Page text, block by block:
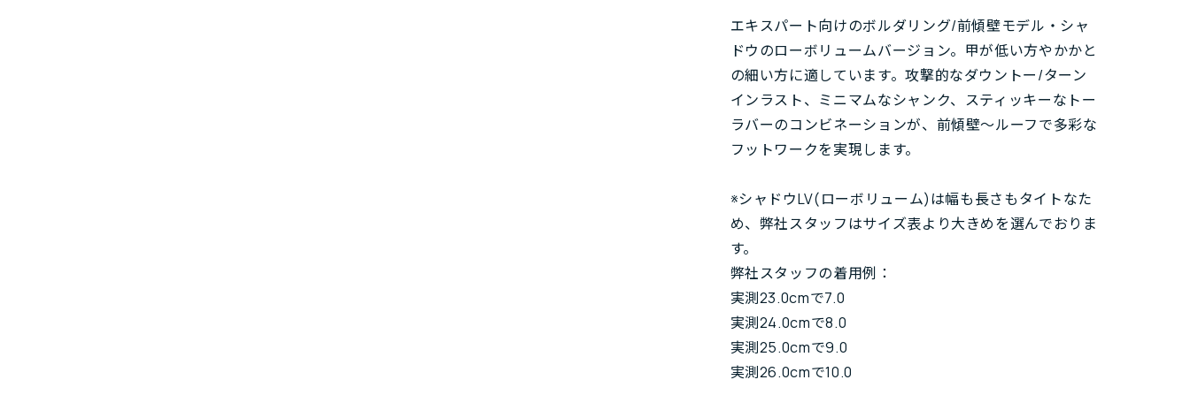
エキスパート向けのボルダリング/前傾壁モデル・シャ
ドウのローボリュームバージョン。甲が低い方やかかと
の細い方に適しています。攻撃的なダウントー/ターン
インラスト、ミニマムなシャンク、スティッキーなトー
ラバーのコンビネーションが、前傾壁～ルーフで多彩な
フットワークを実現します。
※シャドウLV(ローボリューム)は幅も長さもタイトなた
め、弊社スタッフはサイズ表より大きめを選んでおりま
す。
弊社スタッフの着用例：
実測23.0cmで7.0
実測24.0cmで8.0
実測25.0cmで9.0
実測26.0cmで10.0